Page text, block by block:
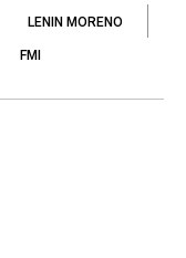
LENIN MORENO
FMI